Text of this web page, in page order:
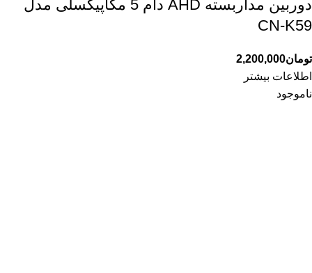
دوربین مداربسته AHD دام 5 مگاپیکسلی مدل
CN-K59
تومان2,200,000
اطلاعات بیشتر
ناموجود